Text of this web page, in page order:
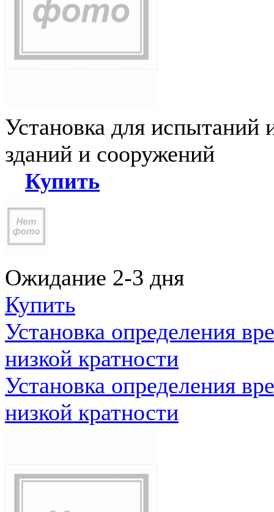
Установка для испытаний
зданий и сооружений
Купить
Ожидание 2-3 дня
Купить
Установка определения
низкой кратности
Установка определения
низкой кратности